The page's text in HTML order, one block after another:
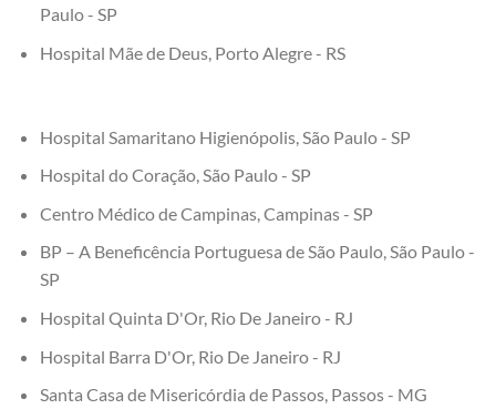
Paulo - SP
Hospital Mãe de Deus, Porto Alegre - RS
Hospital Samaritano Higienópolis, São Paulo - SP
Hospital do Coração, São Paulo - SP
Centro Médico de Campinas, Campinas - SP
BP – A Beneficência Portuguesa de São Paulo, São Paulo -
SP
Hospital Quinta D'Or, Rio De Janeiro - RJ
Hospital Barra D'Or, Rio De Janeiro - RJ
Santa Casa de Misericórdia de Passos, Passos - MG